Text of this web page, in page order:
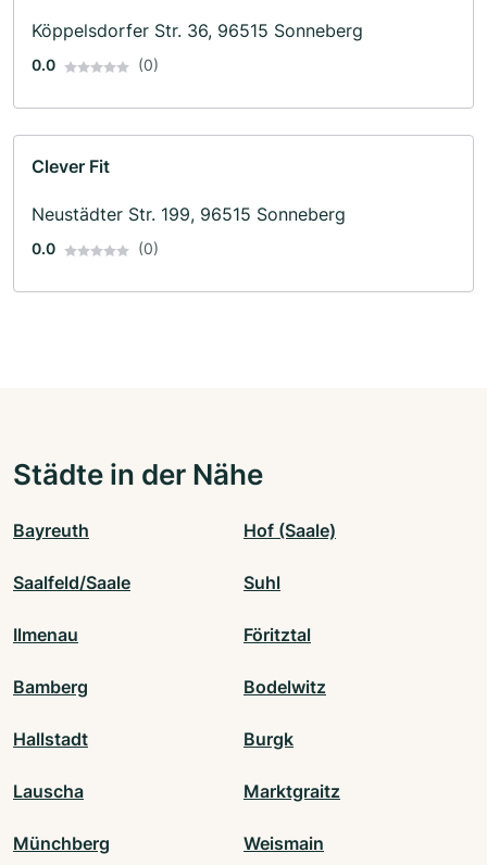
Köppelsdorfer Str. 36, 96515 Sonneberg
0.0 (0)
Clever Fit
Neustädter Str. 199, 96515 Sonneberg
0.0 (0)
Städte in der Nähe
Bayreuth Hof (Saale)
Saalfeld/Saale Suhl
Ilmenau Föritztal
Bamberg Bodelwitz
Hallstadt Burgk
Lauscha Marktgraitz
Münchberg Weismain